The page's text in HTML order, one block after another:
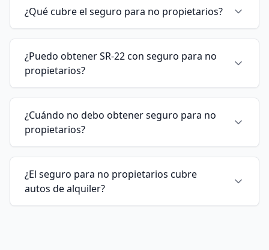
¿Qué cubre el seguro para no propietarios?
¿Puedo obtener SR-22 con seguro para no
propietarios?
¿Cuándo no debo obtener seguro para no
propietarios?
¿El seguro para no propietarios cubre
autos de alquiler?